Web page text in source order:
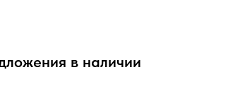
в наличии